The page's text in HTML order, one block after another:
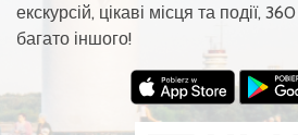
екскурсій, цікаві місця та події,
багато іншого!